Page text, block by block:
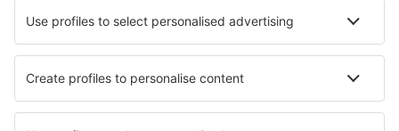
Wizz Air
Ryanair
Lufthansa